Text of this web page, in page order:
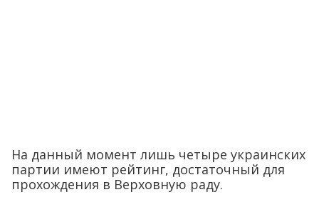
На данный момент лишь четыре украинских
партии имеют рейтинг, достаточный для
прохождения в Верховную раду.